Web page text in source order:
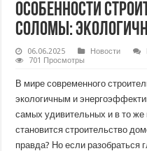
Особенности
соломы:
06.06.2025 Новости
701 Просмотры
В мире современного
экологичным и
самых удивительных и в то
становится строительство
правда? Но если разобраться